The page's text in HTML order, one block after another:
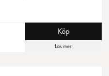
Köp
Läs mer